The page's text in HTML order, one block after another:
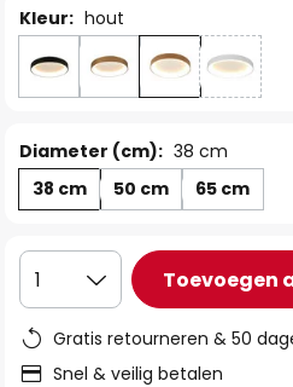
Kleur: hout
Diameter (cm): 38 cm
38 cm
50 cm 65 cm
1 Toevoegen
Gratis retourneren & 50
Snel & veilig betalen